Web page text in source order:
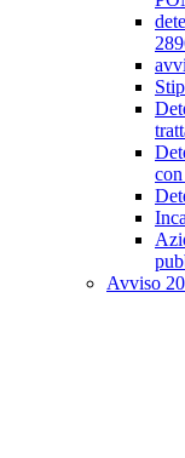
Avviso